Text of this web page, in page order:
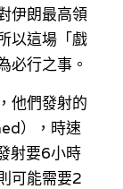
伊朗最高領
以這場「戲
必行之事。
他們發射的
），時速
射要6小時
可能需要2